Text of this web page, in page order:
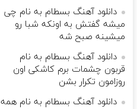
دانلود آهنگ بسطام به نام چی
میشه گفتش به اونکه شبا رو
میشینه صبح شه
دانلود آهنگ بسطام به نام
قربون چشمات برم کاشکی اون
روزامون تکرار بشن
دانلود آهنگ بسطام به نام همه